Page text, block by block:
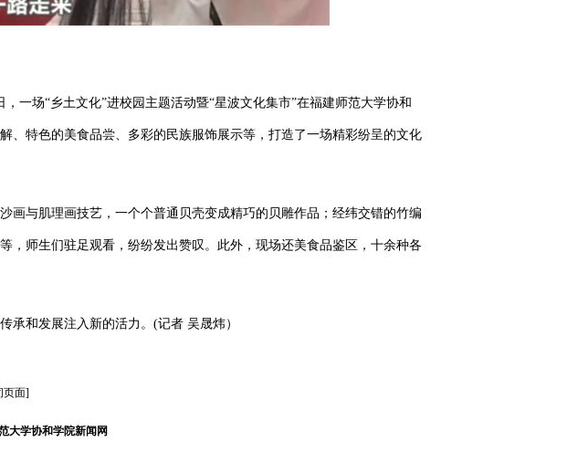
，一场“乡土文化”进校园主题活动暨“星波文化集市”在福建师范大学协和
、特色的美食品尝、多彩的民族服饰展示等，打造了一场精彩纷呈的文化
画与肌理画技艺，一个个普通贝壳变成精巧的贝雕作品；经纬交错的竹编
，师生们驻足观看，纷纷发出赞叹。此外，现场还美食品鉴区，十余种各
承和发展注入新的活力。 (记者 吴晟炜）
页面]
大学协和学院新闻网